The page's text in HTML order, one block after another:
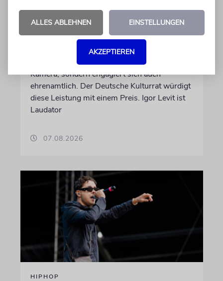
Einsatz gegen Judenhass:
Iris Berben erhält Deutschen
Kulturpolitikpreis
Die Schauspielerin steht nicht nur vor der
Kamera, sondern engagiert sich auch
ehrenamtlich. Der Deutsche Kulturrat würdigt
diese Leistung mit einem Preis. Igor Levit ist
Laudator
07.08.2026
HIPHOP
ALLES ABLEHNEN EINSTELLUNGEN
AKZEPTIEREN